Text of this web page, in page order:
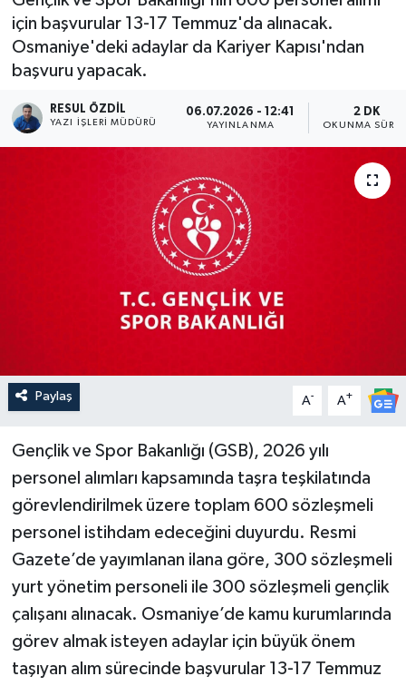
için başvurular 13-17 Temmuz'da alınacak.
Osmaniye'deki adaylar da Kariyer Kapısı'ndan
başvuru yapacak.
RESUL ÖZDIL
YAZI İŞLERI MÜDÜRÜ
06.07.2026 - 12:41
YAYINLANMA
2 DK
OKUNMA
Paylaş A- A+
Gençlik ve Spor Bakanlığı (GSB), 2026 yılı
personel alımları kapsamında taşra teşkilatında
görevlendirilmek üzere toplam 600 sözleşmeli
personel istihdam edeceğini duyurdu. Resmi
Gazete’de yayımlanan ilana göre, 300 sözleşmeli
yurt yönetim personeli ile 300 sözleşmeli gençlik
çalışanı alınacak. Osmaniye’de kamu kurumlarında
görev almak isteyen adaylar için büyük önem
taşıyan alım sürecinde başvurular 13-17 Temmuz